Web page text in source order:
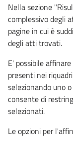
Nella sezione
complessivo degli
pagine in cui è
degli atti trovati.
E' possibile
presenti nei
selezionando uno
consente di
selezionati.
Le opzioni per